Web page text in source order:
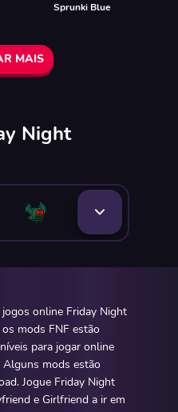
Sprunki Blue
MAIS
Night
online Friday Night
mods FNF estão
para jogar online
mods estão
Jogue Friday Night
e Girlfriend a ir em